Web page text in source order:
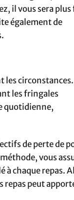
il vous sera plus
également de
les
les fringales
quotidienne,
de perte de
vous
chaque repas.
repas peut